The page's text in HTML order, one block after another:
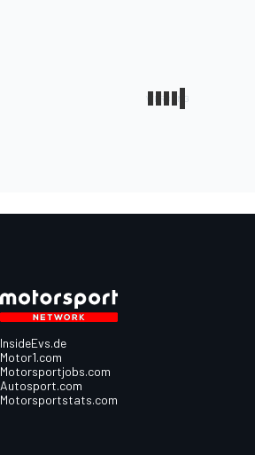
InsideEvs.de
Motor1.com
Motorsportjobs.com
Autosport.com
Motorsportstats.com